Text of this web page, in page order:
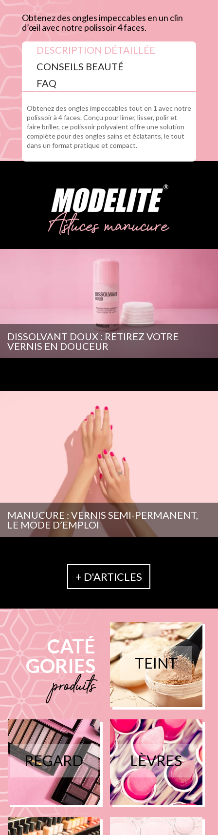
Obtenez des ongles impeccables en un clin
d’œil avec notre polissoir 4 faces.
DESCRIPTION DÉTAILLÉE
CONSEILS BEAUTÉ
FAQ
Obtenez des ongles impeccables tout en 1 avec notre
polissoir à 4 faces. Conçu pour limer, lisser, polir et
faire briller, ce polissoir polyvalent offre une solution
complète pour des ongles sains et éclatants, le tout
dans un format pratique et compact.
Astuces manucure
DISSOLVANT DOUX : RETIREZ VOTRE
VERNIS EN DOUCEUR
MANUCURE : VERNIS SEMI-PERMANENT,
LE MODE D’EMPLOI
+ D'ARTICLES
CATÉ
GORIES
produits
TEINT
REGARD LÈVRES